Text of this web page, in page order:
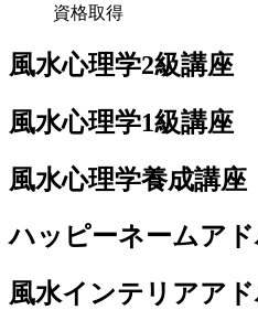
資格取得
風水心理学2級講座
風水心理学1級講座
風水心理学養成講座
ハッピーネームア
風水インテリアア